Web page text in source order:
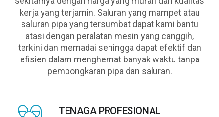
kerja yang terjamin. Saluran yang mampet atau
saluran pipa yang tersumbat dapat kami bantu
atasi dengan peralatan mesin yang canggih,
terkini dan memadai sehingga dapat efektif dan
efisien dalam menghemat banyak waktu tanpa
pembongkaran pipa dan saluran.
TENAGA PROFESIONAL